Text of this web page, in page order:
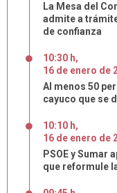
La Mesa del
admite a
de confianza
10:30 h,
16 de enero de
Al menos 50
cayuco que se
10:10 h,
16 de enero de
PSOE y Sumar
que reformule